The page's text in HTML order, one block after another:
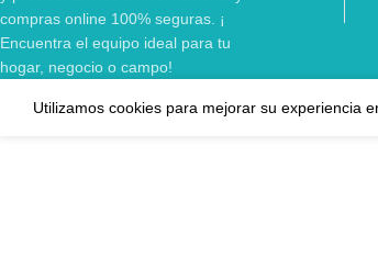
compras online 100% seguras. ¡
Encuentra el equipo ideal para tu
hogar, negocio o campo!
Utilizamos cookies para mejorar su experiencia